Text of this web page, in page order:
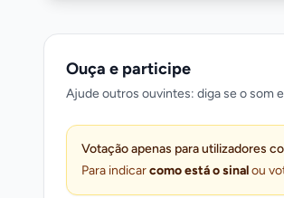
Ouça e participe
Ajude outros ouvintes: diga se o som
Votação apenas para utilizadores
Para indicarcomo está o sinalou